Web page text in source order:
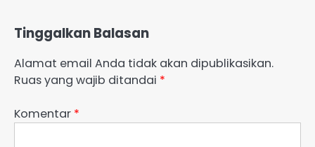
Tinggalkan Balasan
Alamat email Anda tidak akan dipublikasikan.
Ruas yang wajib ditandai *
Komentar *